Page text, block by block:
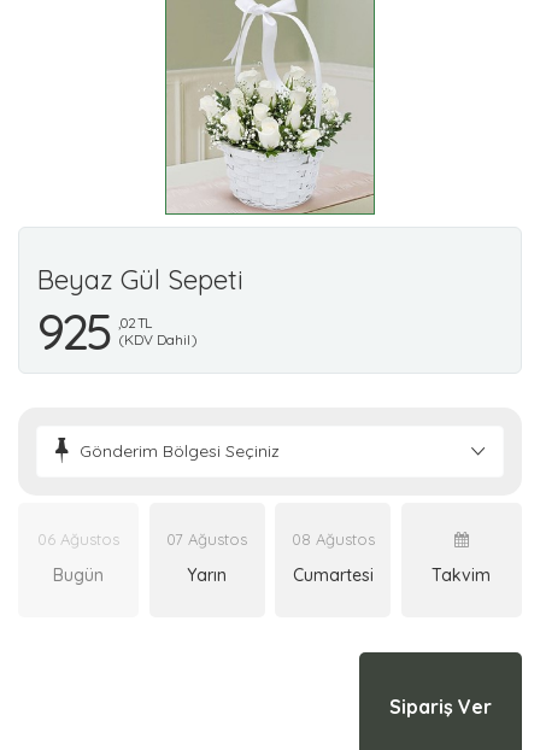
Beyaz Gül Sepeti
925 ,02 TL
(KDV Dahil)
Gönderim Bölgesi Seçiniz
06 Ağustos
Bugün
07 Ağustos
Yarın
08 Ağustos
Cumartesi Takvim
Sipariş Ver